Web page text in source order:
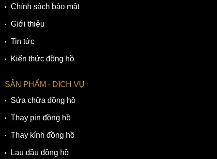
Chính sách bảo mật
Giới thiệu
Tin tức
Kiến thức đồng hồ
SẢN PHẨM - DỊCH VỤ
Sửa chữa đồng hồ
Thay pin đồng hồ
Thay kính đồng hồ
Lau dầu đồng hồ